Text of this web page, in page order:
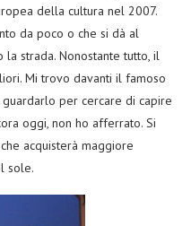
della cultura nel 2007.
da poco o che si dà al
strada. Nonostante tutto, il
Mi trovo davanti il famoso
guardarlo per cercare di capire
oggi, non ho afferrato. Si
acquisterà maggiore
sole.